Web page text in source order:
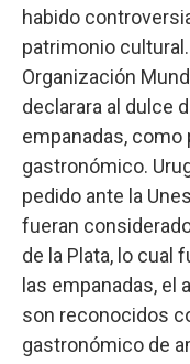
habido
patrimonio
Organización
declarara al dulce
empanadas,
gastronómico.
pedido ante la
fueran
de la Plata, lo cual
las empanadas, el
son reconocidos
gastronómico de